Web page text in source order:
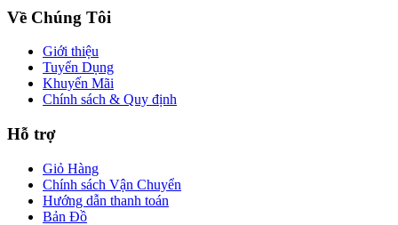
Về Chúng Tôi
Giới thiệu
Tuyển Dụng
Khuyến Mãi
Chính sách & Quy định
Hỗ trợ
Giỏ Hàng
Chính sách Vận Chuyển
Hướng dẫn thanh toán
Bản Đồ